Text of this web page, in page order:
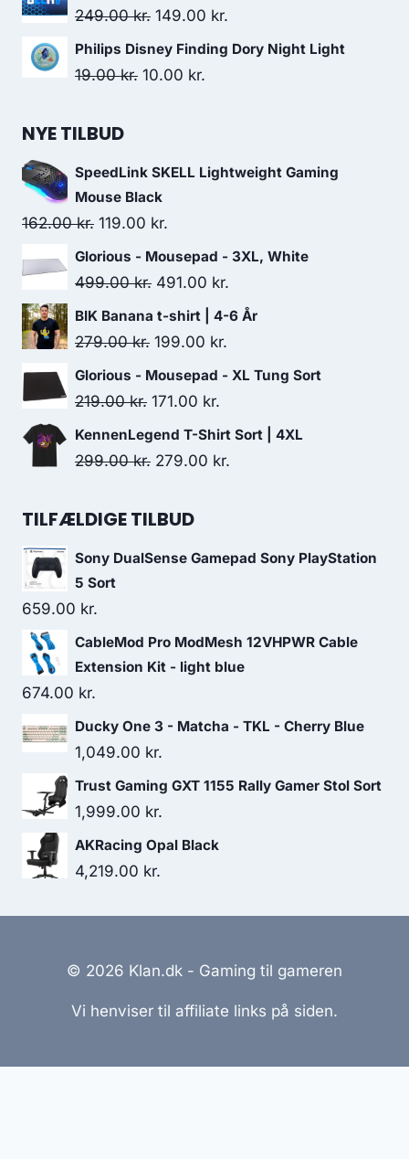
was:
249.00kr. Original
price
was:
149.00 kr.
price
Philips Disney Finding Dory Night Light
19.00kr. Original
10.00 kr.
NYE TILBUD
SpeedLink SKELL Lightweight Gaming
Mouse Black
162.00kr. Original
price
was:
119.00 kr.
price
is:
119.00 kr..
Glorious - Mousepad - 3XL, White
499.00kr. Original
price
was:
491.00 kr.
price
BIK Banana t-shirt | 4-6 År
279.00kr. Original
price
was:
199.00 kr.
price
199.00 kr..
Glorious - Mousepad - XL Tung Sort
219.00kr. Original
price
was:
171.00 kr.
price
is:
KennenLegend T-Shirt Sort | 4XL
299.00kr. Original
was:
279.00 kr.
TILFÆLDIGE TILBUD
Sony DualSense Gamepad Sony PlayStation
5 Sort
659.00 kr.
CableMod Pro ModMesh 12VHPWR Cable
Extension Kit - light blue
674.00 kr.
Ducky One 3 - Matcha - TKL - Cherry Blue
1,049.00 kr.
Trust Gaming GXT 1155 Rally Gamer Stol Sort
1,999.00 kr.
AKRacing Opal Black
4,219.00 kr.
© 2026 Klan.dk - Gaming til gameren
Vi henviser til affiliate links på siden.